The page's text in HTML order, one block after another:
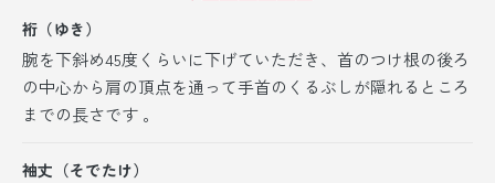
裄（ゆき）
腕を下斜め45度くらいに下げていただき、首のつけ根の後ろ
の中心から肩の頂点を通って手首のくるぶしが隠れるところ
までの長さです 。
袖丈（そでたけ）